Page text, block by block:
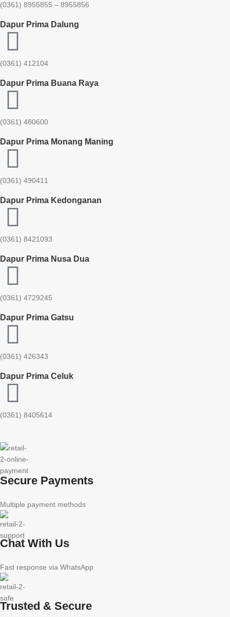
(0361) 8955855 – 8955856​
Dapur Prima Dalung
(0361) 412104
Dapur Prima Buana Raya
(0361) 480600
Dapur Prima Monang Maning
(0361) 490411​
Dapur Prima Kedonganan
(0361) 8421093
Dapur Prima Nusa Dua
(0361) 4729245
Dapur Prima Gatsu
(0361) 426343
Dapur Prima Celuk
(0361) 8405614
Secure Payments
Multiple payment methods
Chat With Us
Fast response via WhatsApp
Trusted & Secure